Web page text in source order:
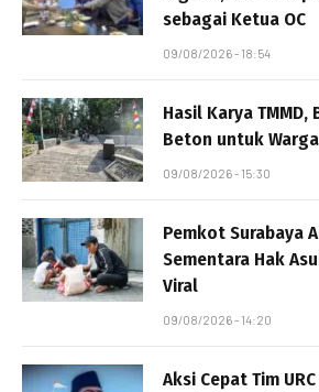
sebagai Ketua OC
09/08/2026 - 18:54
Hasil Karya TMMD,
Beton untuk
09/08/2026 - 15:30
Pemkot Surabaya
Sementara Hak
Viral
09/08/2026 - 14:20
Aksi Cepat Tim